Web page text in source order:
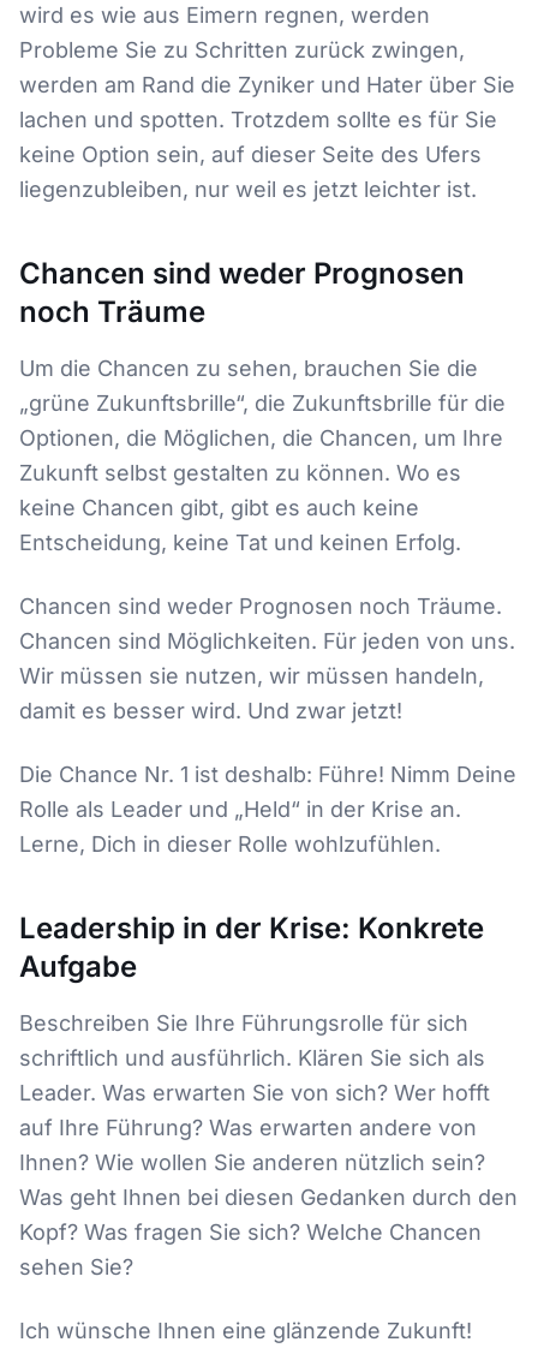
wird es wie aus Eimern regnen, werden
Probleme Sie zu Schritten zurück zwingen,
werden am Rand die Zyniker und Hater über Sie
lachen und spotten. Trotzdem sollte es für Sie
keine Option sein, auf dieser Seite des Ufers
liegenzubleiben, nur weil es jetzt leichter ist.
Chancen sind weder Prognosen
noch Träume
Um die Chancen zu sehen, brauchen Sie die
„grüne Zukunftsbrille“, die Zukunftsbrille für die
Optionen, die Möglichen, die Chancen, um Ihre
Zukunft selbst gestalten zu können. Wo es
keine Chancen gibt, gibt es auch keine
Entscheidung, keine Tat und keinen Erfolg.
Chancen sind weder Prognosen noch Träume.
Chancen sind Möglichkeiten. Für jeden von uns.
Wir müssen sie nutzen, wir müssen handeln,
damit es besser wird. Und zwar jetzt!
Die Chance Nr. 1 ist deshalb: Führe! Nimm Deine
Rolle als Leader und „Held“ in der Krise an.
Lerne, Dich in dieser Rolle wohlzufühlen.
Leadership in der Krise: Konkrete
Aufgabe
Beschreiben Sie Ihre Führungsrolle für sich
schriftlich und ausführlich. Klären Sie sich als
Leader. Was erwarten Sie von sich? Wer hofft
auf Ihre Führung? Was erwarten andere von
Ihnen? Wie wollen Sie anderen nützlich sein?
Was geht Ihnen bei diesen Gedanken durch den
Kopf? Was fragen Sie sich? Welche Chancen
sehen Sie?
Ich wünsche Ihnen eine glänzende Zukunft!